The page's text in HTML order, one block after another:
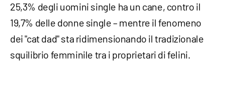
25,3% degli uomini single ha un cane, contro il
19,7% delle donne single – mentre il fenomeno
dei "cat dad" sta ridimensionando il tradizionale
squilibrio femminile tra i proprietari di felini.